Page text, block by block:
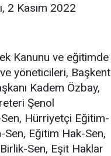
2 Kasım 2022
Kanunu ve eğitimde
yöneticileri, Başkent
Kadem Özbay,
Şenol
Hürriyetçi Eğitim-
Eğitim Hak-Sen,
Sen, Eşit Haklar